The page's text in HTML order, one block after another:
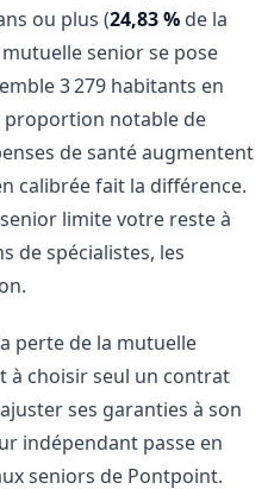
ou plus (24,83 % de la
senior se pose
3 279 habitants en
proportion notable de
de santé augmentent
calibrée fait la différence.
limite votre reste à
de spécialistes, les
perte de la mutuelle
à choisir seul un contrat
ses garanties à son
indépendant passe en
seniors de Pontpoint.